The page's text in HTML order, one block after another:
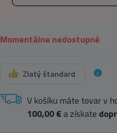
Momentálne nedostupné
Zlatý štandard
V košíku máte tovar v
100,00 €a získate